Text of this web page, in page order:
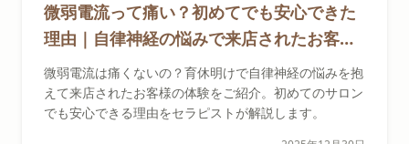
微弱電流って痛い？初めてでも安心できた
理由｜自律神経の悩みで来店されたお客様
の声
微弱電流は痛くないの？育休明けで自律神経の悩みを抱
えて来店されたお客様の体験をご紹介。初めてのサロン
でも安心できる理由をセラピストが解説します。